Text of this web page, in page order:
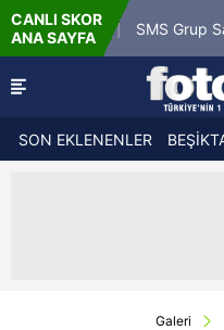
CANLI SKOR
ANA SAYFA SMS Grup
SON EKLENENLER
Galeri